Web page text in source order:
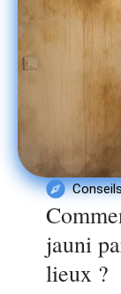
jauni
lieux ?